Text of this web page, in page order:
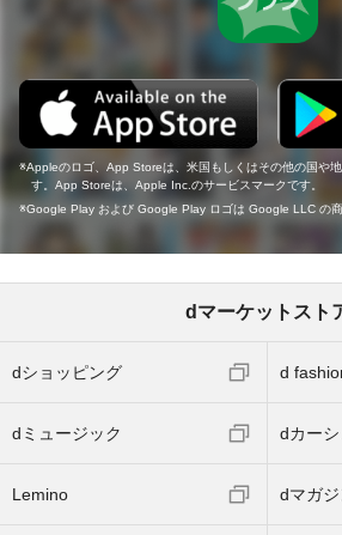
Appleのロゴ、App Storeは、米国もしくはその他の国や
す。App Storeは、Apple Inc.のサービスマークです。
Google Play および Google Play ロゴは Google LLC の商
dマーケットスト
dショッピング d
dミュージック dカー
Lemino dマガジ